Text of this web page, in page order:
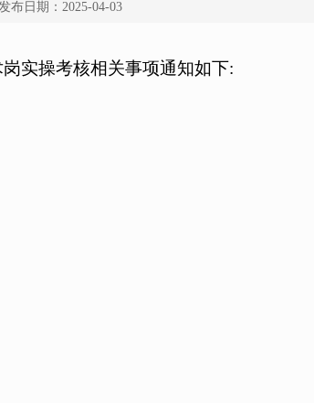
布日期：2025-04-03
实操考核相关事项通知如下: